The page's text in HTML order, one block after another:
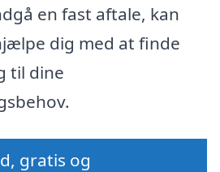
en fast aftale, kan
dig med at finde
til dine
gratis og